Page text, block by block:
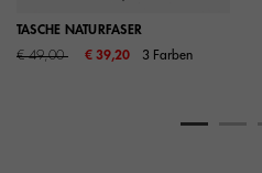
TASCHE NATURFASER
Price reduced from
€ 49,00to € 39,20 3 Farben